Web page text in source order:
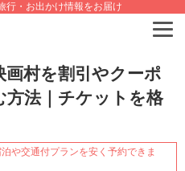
行・お出かけ情報をお届け
画村を割引やクーポ
方法｜チケットを格
や交通付プランを安く予約できま